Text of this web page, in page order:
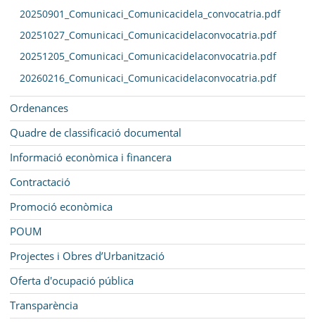
20250901_Comunicaci_Comunicacidela_convocatria.pdf
20251027_Comunicaci_Comunicacidelaconvocatria.pdf
20251205_Comunicaci_Comunicacidelaconvocatria.pdf
20260216_Comunicaci_Comunicacidelaconvocatria.pdf
Ordenances
Quadre de classificació documental
Informació econòmica i financera
Contractació
Promoció econòmica
POUM
Projectes i Obres d’Urbanització
Oferta d'ocupació pública
Transparència